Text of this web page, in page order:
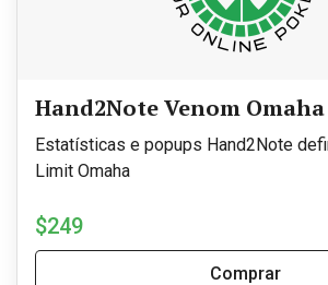
Hand2Note Venom Omaha
Estatísticas e popups Hand2Note
Limit Omaha
$249
Comprar